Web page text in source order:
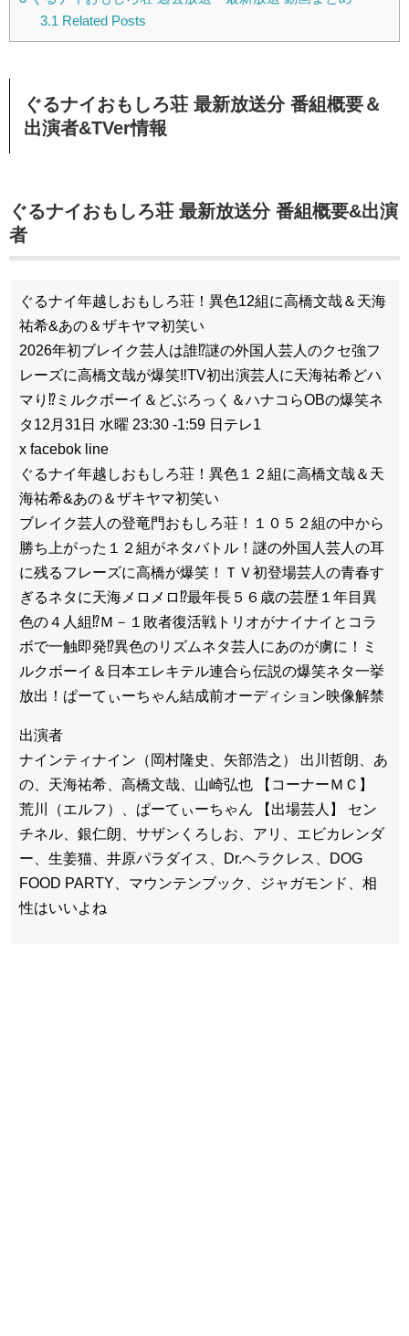
3.1Related Posts
ぐるナイおもしろ荘 最新放送分 番組概要＆
出演者&TVer情報
ぐるナイおもしろ荘 最新放送分 番組概要&出演
者
ぐるナイ年越しおもしろ荘！異色12組に高橋文哉＆天海
祐希&あの＆ザキヤマ初笑い
2026年初ブレイク芸人は誰⁉謎の外国人芸人のクセ強フ
レーズに高橋文哉が爆笑‼TV初出演芸人に天海祐希どハ
マり⁉ミルクボーイ＆どぶろっく＆ハナコらOBの爆笑ネ
タ12月31日 水曜 23:30 -1:59 日テレ1
x facebok line
ぐるナイ年越しおもしろ荘！異色１２組に高橋文哉＆天
海祐希&あの＆ザキヤマ初笑い
ブレイク芸人の登竜門おもしろ荘！１０５２組の中から
勝ち上がった１２組がネタバトル！謎の外国人芸人の耳
に残るフレーズに高橋が爆笑！ＴＶ初登場芸人の青春す
ぎるネタに天海メロメロ⁉最年長５６歳の芸歴１年目異
色の４人組⁉Ｍ－１敗者復活戦トリオがナイナイとコラ
ボで一触即発⁉異色のリズムネタ芸人にあのが虜に！ミ
ルクボーイ＆日本エレキテル連合ら伝説の爆笑ネタ一挙
放出！ぱーてぃーちゃん結成前オーディション映像解禁
出演者
ナインティナイン（岡村隆史、矢部浩之） 出川哲朗、あ
の、天海祐希、高橋文哉、山崎弘也 【コーナーＭＣ】
荒川（エルフ）、ぱーてぃーちゃん 【出場芸人】 セン
チネル、銀仁朗、サザンくろしお、アリ、エビカレンダ
ー、生姜猫、井原パラダイス、Dr.ヘラクレス、DOG
FOOD PARTY、マウンテンブック、ジャガモンド、相
性はいいよね